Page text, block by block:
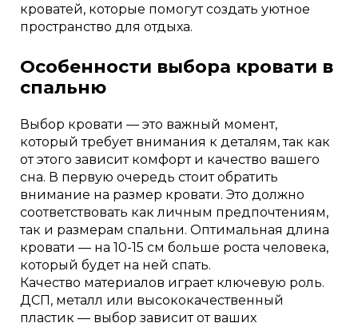
кроватей, которые помогут создать уютное
пространство для отдыха.
Особенности выбора кровати в
спальню
Выбор кровати — это важный момент,
который требует внимания к деталям, так как
от этого зависит комфорт и качество вашего
сна. В первую очередь стоит обратить
внимание на размер кровати. Это должно
соответствовать как личным предпочтениям,
так и размерам спальни. Оптимальная длина
кровати — на 10-15 см больше роста человека,
который будет на ней спать.
Качество материалов играет ключевую роль.
ДСП, металл или высококачественный
пластик — выбор зависит от ваших